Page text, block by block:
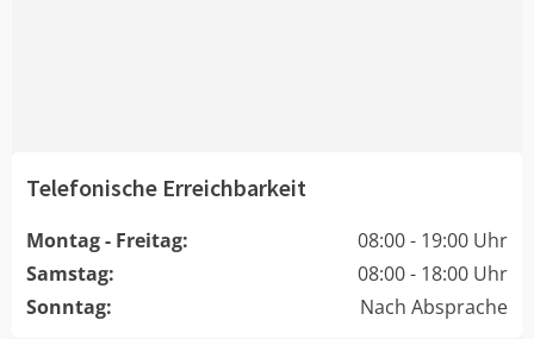
Telefonische Erreichbarkeit
Montag - Freitag:
08:00 - 19:00 Uhr
Samstag:
08:00 - 18:00 Uhr
Sonntag:
Nach Absprache